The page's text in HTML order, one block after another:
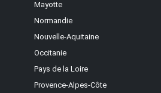
Mayotte
Normandie
Nouvelle-Aquitaine
Occitanie
Pays de la Loire
Provence-Alpes-Côte